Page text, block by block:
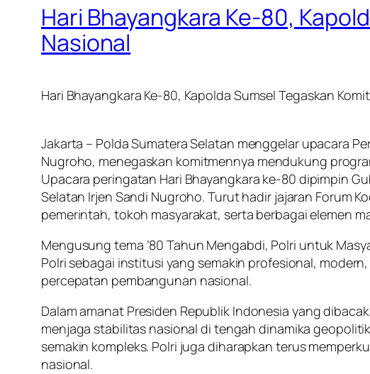
Hari Bhayangkara Ke-80,
Nasional
Hari Bhayangkara Ke-80, Kapolda Sumsel Tegaskan
Jakarta – Polda Sumatera Selatan menggelar upacara
Nugroho, menegaskan komitmennya mendukung
Upacara peringatan Hari Bhayangkara ke-80 dipimpin
Selatan Irjen Sandi Nugroho. Turut hadir jajaran Forum
pemerintah, tokoh masyarakat, serta berbagai elemen
Mengusung tema ’80 Tahun Mengabdi, Polri untuk
Polri sebagai institusi yang semakin profesional,
percepatan pembangunan nasional.
Dalam amanat Presiden Republik Indonesia yang
menjaga stabilitas nasional di tengah dinamika
semakin kompleks. Polri juga diharapkan terus
nasional.